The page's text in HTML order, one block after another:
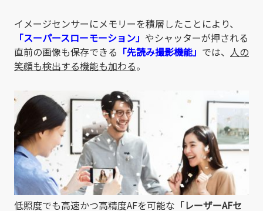
イメージセンサーにメモリーを積層したことにより、
「スーパースローモーション」 やシャッターが押される
直前の画像も保存できる 「先読み撮影機能」 では、 人の
笑顔も検出する機能も加わる。
低照度でも高速かつ高精度AFを可能な 「レーザーAFセ